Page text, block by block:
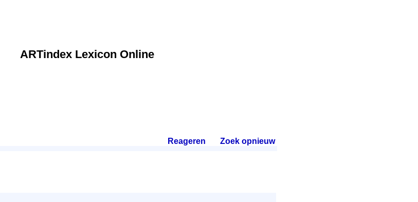
ARTindex Lexicon Online
Reageren Zoek opnieuw.